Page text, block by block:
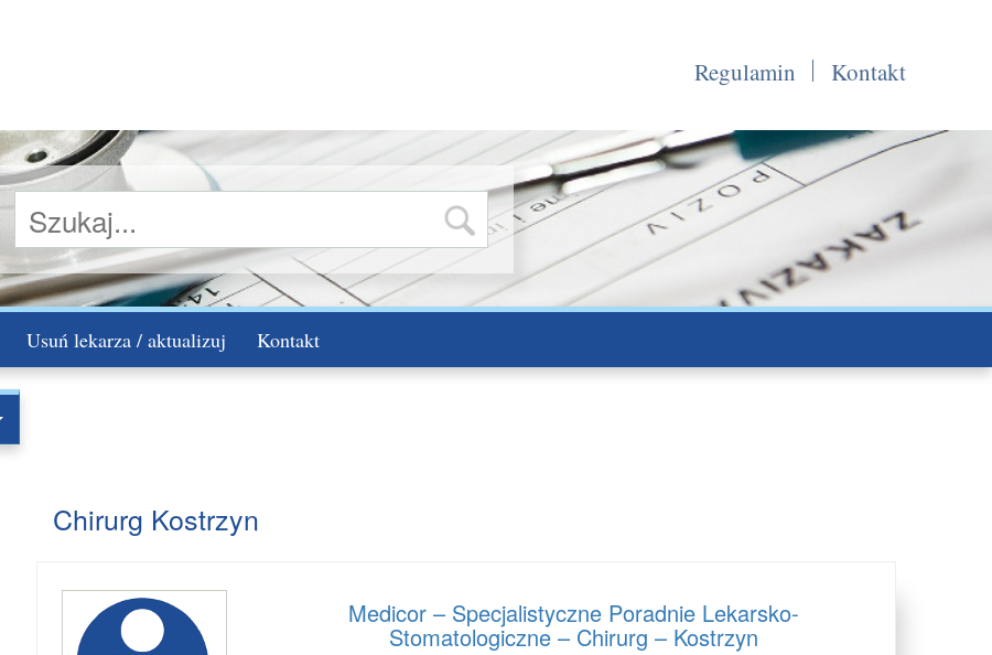
Regulamin Kontakt
Usuń lekarza / aktualizuj Kontakt
Chirurg Kostrzyn
Medicor – Specjalistyczne Poradnie Lekarsko-
Stomatologiczne – Chirurg – Kostrzyn